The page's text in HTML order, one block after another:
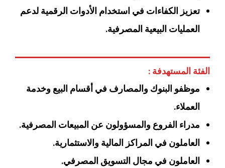
تعزيز الكفاءات في استخدام الأدوات الرقمية لدعم
العمليات البيعية المصرفية.
الفئة المستهدفة :
موظفو البنوك والمصارف في أقسام البيع وخدمة
العملاء.
مدراء الفروع والمسؤولون عن المبيعات المصرفية.
العاملون في المراكز المالية والاستثمارية.
العاملون في مجال التسويق المصرفي.